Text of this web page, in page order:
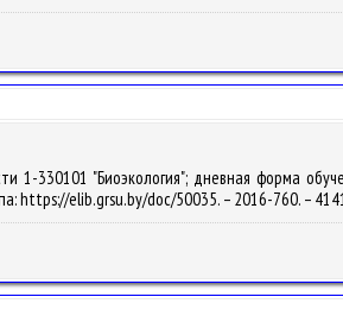
1-330101 "Биоэкология"; дневная форма
https://elib.grsu.by/doc/50035. – 2016-760. –